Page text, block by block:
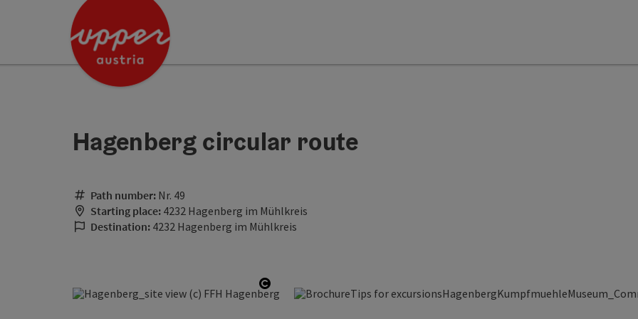
Accesskey
Accesskey
Hagenberg circular route
Path number: Nr. 49
Starting place: 4232 Hagenberg im Mühlkreis
Destination: 4232 Hagenberg im Mühlkreis
Open copyright